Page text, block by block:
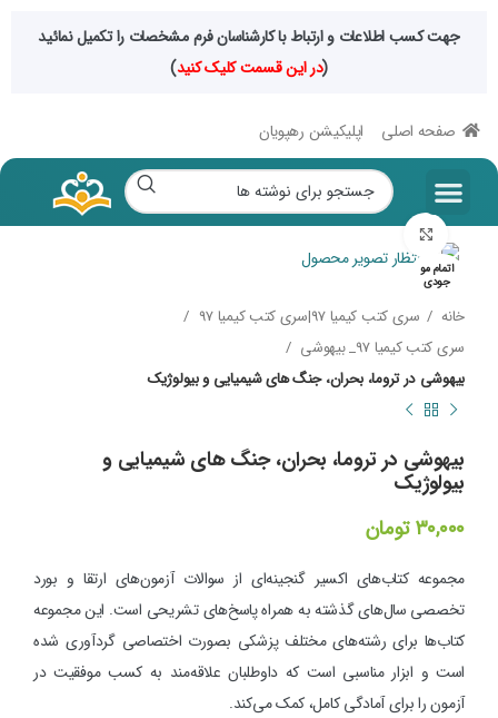
جهت کسب اطلاعات و ارتباط با کارشناسان فرم مشخصات را تکمیل نمائید
(در این قسمت کلیک کنید)
صفحه اصلی اپلیکیشن رهپویان
اتمام مو
جودی
خانه
سری کتب کیمیا 97|سری کتب کیمیا 97
سری کتب کیمیا 97_ بیهوشی
بیهوشی در تروما، بحران، جنگ های شیمیایی و بیولوژیک
بیهوشی در تروما، بحران، جنگ های شیمیایی و
بیولوژیک
۳۰,۰۰۰ تومان
مجموعه کتاب‌های اکسیر گنجینه‌ای از سوالات آزمون‌های ارتقا و بورد
تخصصی سال‌های گذشته به همراه پاسخ‌های تشریحی است. این مجموعه
کتاب‌ها برای رشته‌های مختلف پزشکی بصورت اختصاصی گردآوری شده
است و ابزار مناسبی است که داوطلبان علاقه‌مند به کسب موفقیت در
آزمون را برای آمادگی کامل، کمک می‌کند.